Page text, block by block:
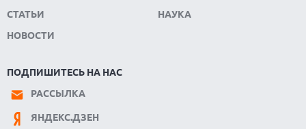
СТАТЬИ
НОВОСТИ
НАУКА
ПОДПИШИТЕСЬ НА НАС
РАССЫЛКА
ЯНДЕКС.ДЗЕН